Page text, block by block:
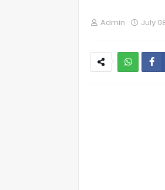
Admin July